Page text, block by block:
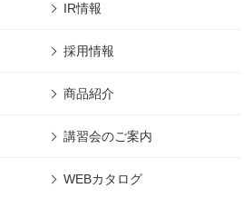
IR情報
採用情報
商品紹介
講習会のご案内
WEBカタログ